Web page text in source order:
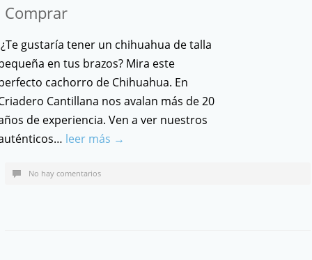
Comprar
gustaría tener un chihuahua de talla
en tus brazos? Mira este
cachorro de Chihuahua. En
Cantillana nos avalan más de 20
de experiencia. Ven a ver nuestros
leer más →
No hay comentarios